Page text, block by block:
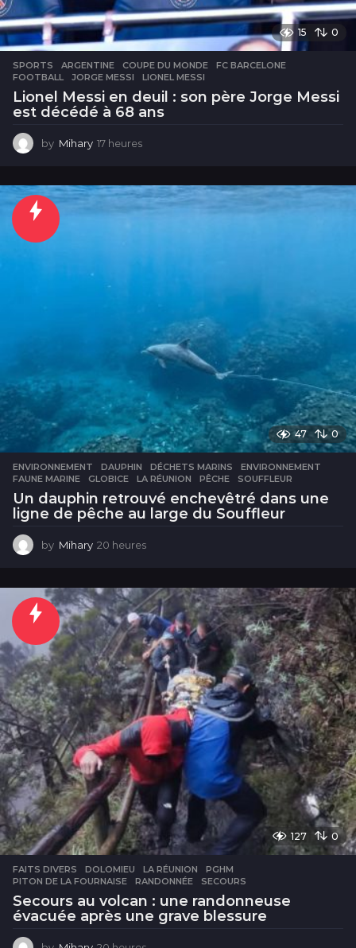
15 0
SPORTS ARGENTINE ,COUPE DU MONDE ,FC BARCELONE
FOOTBALL
,JORGE MESSI ,LIONEL MESSI
Lionel Messi en deuil : son père Jorge Messi
est décédé à 68 ans
by Mihary 17 heures
e
47 0
ENVIRONNEMENT DAUPHIN ,DÉCHETS MARINS ,ENVIRONNEMENT
FAUNE MARINE
,GLOBICE ,LA RÉUNION ,PÊCHE ,SOUFFLEUR
Un dauphin retrouvé enchevêtré dans une
ligne de pêche au large du Souffleur
by Mihary 20 heures
e
u
r
e
s
127 0
FAITS DIVERS DOLOMIEU ,LA RÉUNION ,PGHM
PITON DE LA FOURNAISE
,RANDONNÉE ,SECOURS
Secours au volcan : une randonneuse
évacuée après une grave blessure